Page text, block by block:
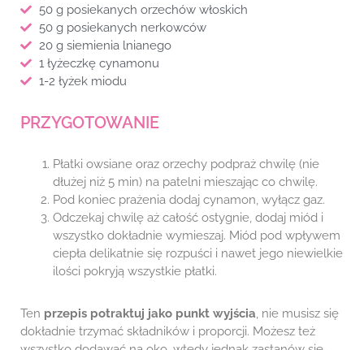
50 g posiekanych orzechów włoskich
50 g posiekanych nerkowców
20 g siemienia lnianego
1 łyżeczkę cynamonu
1-2 łyżek miodu
PRZYGOTOWANIE
Płatki owsiane oraz orzechy podpraż chwilę (nie
dłużej niż 5 min) na patelni mieszając co chwilę.
Pod koniec prażenia dodaj cynamon, wyłącz gaz.
Odczekaj chwilę aż całość ostygnie, dodaj miód i
wszystko dokładnie wymieszaj. Miód pod wpływem
ciepła delikatnie się rozpuści i nawet jego niewielkie
ilości pokryją wszystkie płatki.
Ten przepis potraktuj jako punkt wyjścia , nie musisz się
dokładnie trzymać składników i proporcji. Możesz też